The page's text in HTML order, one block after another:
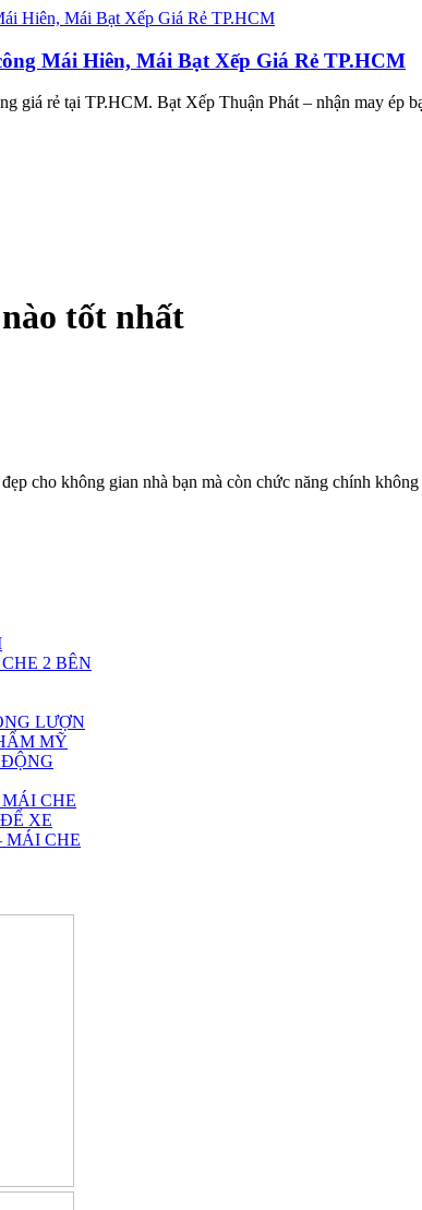
Mái Hiên, Mái Bạt Xếp Giá Rẻ TP.HCM
giá rẻ tại TP.HCM. Bạt Xếp Thuận Phát – nhận may ép
tốt nhất
cho không gian nhà bạn mà còn chức năng chính không
2 BÊN
LƯỢN
MỸ
CHE
XE
MÁI CHE